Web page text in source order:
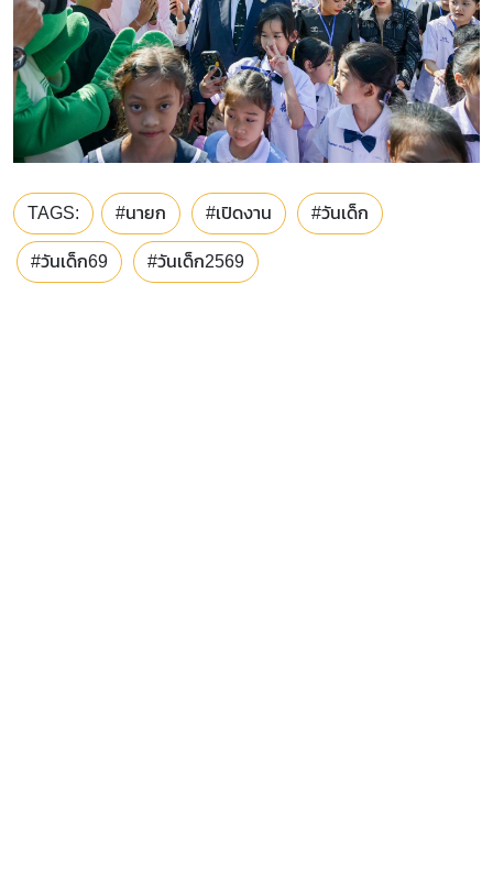
TAGS: #นายก #เปิดงาน #วันเด็ก
#วันเด็ก69 #วันเด็ก2569